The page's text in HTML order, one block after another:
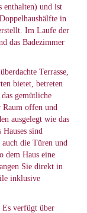
enthalten) und ist
in
Im Laufe der
das Badezimmer
Terrasse,
bietet, betreten
gemütliche
Raum offen und
ausgelegt wie das
sind
auch die Türen und
dem Haus eine
Sie direkt in
inklusive
Es verfügt über